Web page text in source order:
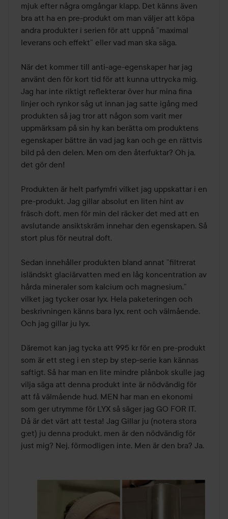
mjuk efter några omgångar klapp. Det känns även
bra att ha en pre-produkt om man väljer att köpa
andra produkter i serien för att uppnå ”maximal
leverans och effekt” eller vad man ska säga.
När det kommer till anti-age-egenskaper har jag
använt den för kort tid för att kunna uttrycka mig.
Jag har inte riktigt reflekterar över hur mina fina
linjer och rynkor såg ut innan jag satte igång med
produkten så jag tror att någon som varit mer
uppmärksam på sin hy kan berätta om produktens
egenskaper bättre än vad jag kan och ge en rättvis
bild på den delen. Men om den återfuktar? Oh ja,
det gör den!
Produkten är helt parfymfri vilket jag uppskattar i en
pre-produkt. Jag gillar absolut en liten hint av
fräsch doft, men för min del räcker det med att en
avslutande ansiktskräm innehar den egenskapen. Så
stort plus för neutral doft.
Sedan innehåller produkten bland annat ”filtrerat
isländskt glaciärvatten med en låg koncentration av
hårda mineraler som kalcium och magnesium.”
vilket jag tycker osar lyx. Hela paketeringen och
beskrivningen känns bara lyx, rent och välmående.
Och jag gillar ju lyx.
Däremot kan jag tycka att 995 kr för en pre-produkt
som är ett steg i en step by step-serie kan kännas
saftigt. Så har man en lite mindre plånbok skulle jag
vilja säga att denna produkt inte är nödvändig för
att få välmående hud. MEN har man en ekonomi
som ger utrymme för LYX så säger jag GO FOR IT.
Då är det värt att testa! Jag Gillar ju (notera stora
g:et) ju denna produkt, men är den nödvändig för
just mig? Nej, förmodligen inte. Men är den bra? Ja.